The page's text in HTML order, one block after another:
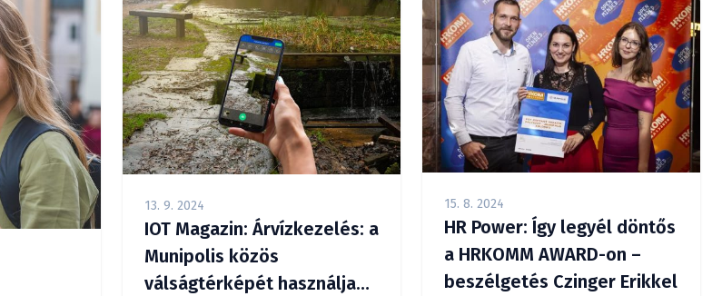
13. 9. 2024
IOT Magazin: Árvízkezelés: a
Munipolis közös
válságtérképét használja
15. 8. 2024
HR Power: Így legyél döntős
a HRKOMM AWARD-on –
beszélgetés Czinger Erikkel